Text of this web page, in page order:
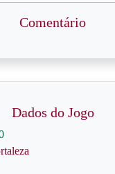
Comentário
Dados do Jogo